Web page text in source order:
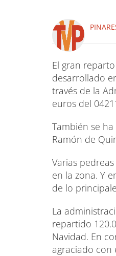
El gran
desarrollado
través de la
euros del
También se
Ramón de
Varias
en la zona. Y
de lo
La
repartido
Navidad. En
agraciado con